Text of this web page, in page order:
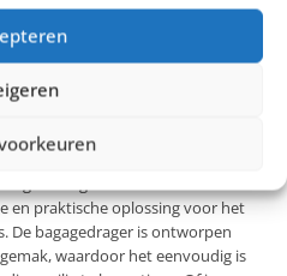
is een innovatief en stijlvol
en design naadloos combineert.
en praktische oplossing voor het
De bagagedrager is ontworpen
waardoor het eenvoudig is